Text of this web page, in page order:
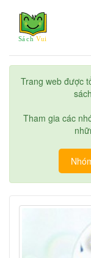
Trang web được
Tham gia các